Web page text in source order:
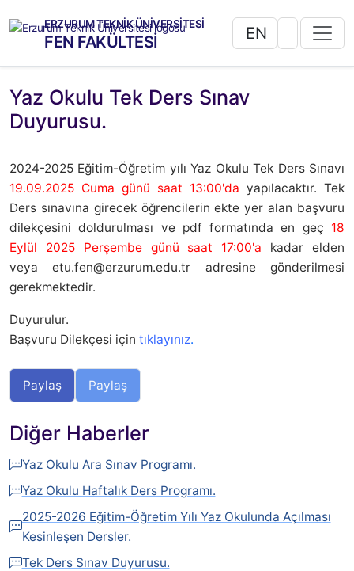
ERZURUM TEKNİK ÜNİVERSİTESİ
FEN FAKÜLTESİ EN
Yaz Okulu Tek Ders Sınav
Duyurusu.
2024-2025 Eğitim-Öğretim yılı Yaz Okulu Tek Ders Sınavı
19.09.2025 Cuma günü saat 13:00'da yapılacaktır. Tek
Ders sınavına girecek öğrencilerin ekte yer alan başvuru
dilekçesini doldurulması ve pdf formatında en geç 18
Eylül 2025 Perşembe günü saat 17:00'a kadar elden
veya etu.fen@erzurum.edu.tr adresine gönderilmesi
gerekmektedir.
Duyurulur.
Başvuru Dilekçesi için tıklayınız.
Paylaş Paylaş
Diğer Haberler
Yaz Okulu Ara Sınav Programı.
Yaz Okulu Haftalık Ders Programı.
2025-2026 Eğitim-Öğretim Yılı Yaz Okulunda Açılması
Kesinleşen Dersler.
Tek Ders Sınav Duyurusu.